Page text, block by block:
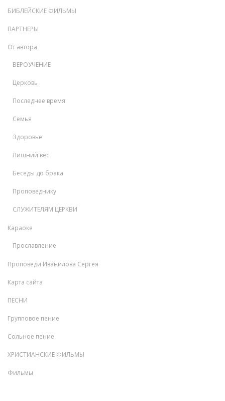
БИБЛЕЙСКИЕ ФИЛЬМЫ
ПАРТНЕРЫ
От автора
ВЕРОУЧЕНИЕ
Церковь
Последнее время
Семья
Здоровье
Лишний вес
Беседы до брака
Проповеднику
СЛУЖИТЕЛЯМ ЦЕРКВИ
Караоке
Прославление
Проповеди Иванилова Сергея
Карта сайта
ПЕСНИ
Групповое пение
Сольное пение
ХРИСТИАНСКИЕ ФИЛЬМЫ
Фильмы